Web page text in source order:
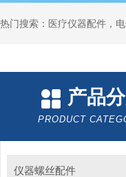
热门搜索：医疗仪器配件，
产品
PRODUCT
仪器螺丝配件